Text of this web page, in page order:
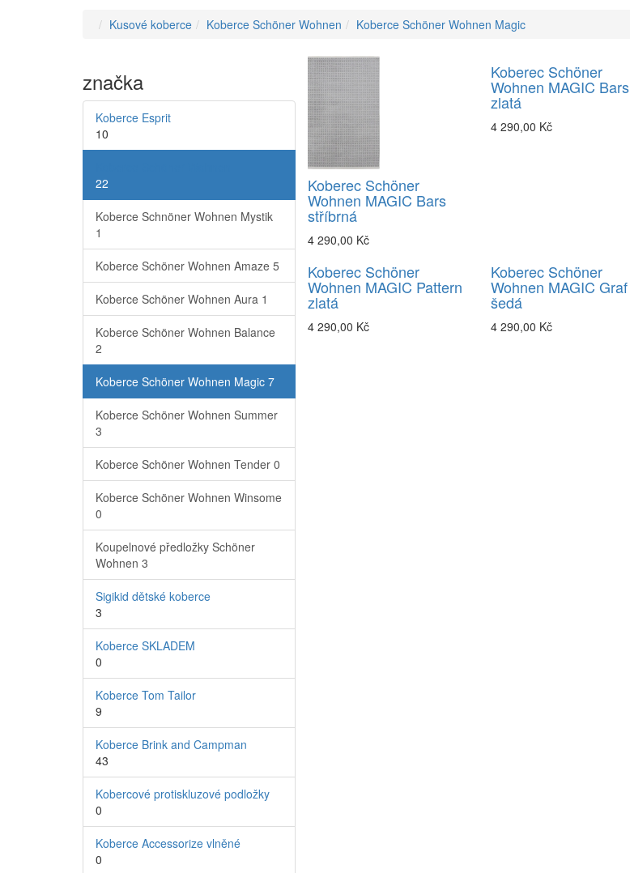
Kusové koberce Koberce Schöner Wohnen Koberce Schöner Wohnen Magic
značka
Koberce Esprit
10
22
Koberce Schnöner Wohnen Mystik
1
Koberce Schöner Wohnen Amaze 5
Koberce Schöner Wohnen Aura 1
Koberce Schöner Wohnen Balance
2
Koberce Schöner Wohnen Magic 7
Koberce Schöner Wohnen Summer
3
Koberce Schöner Wohnen Tender 0
Koberce Schöner Wohnen Winsome
0
Koupelnové předložky Schöner
Wohnen 3
Sigikid dětské koberce
3
Koberce SKLADEM
0
Koberce Tom Tailor
9
Koberce Brink and Campman
43
Kobercové protiskluzové podložky
0
Koberce Accessorize vlněné
0
Koberec Schöner
Wohnen MAGIC Bars
stříbrná
4 290,00 Kč
Koberec Schöner
Wohnen MAGIC Bars
zlatá
4 290,00 Kč
Koberec Schöner
Wohnen MAGIC Pattern
zlatá
4 290,00 Kč
Koberec Schöner
Wohnen MAGIC Graf
šedá
4 290,00 Kč